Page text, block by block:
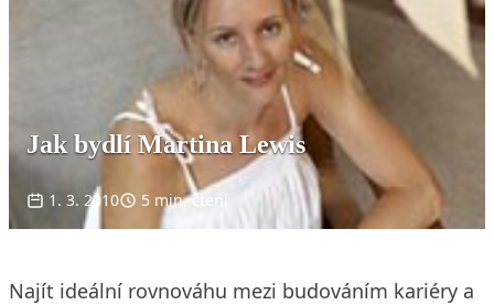
Jak bydlí Martina Lewis
1. 3. 2010 5 min. čtení
Najít ideální rovnováhu mezi budováním kariéry a